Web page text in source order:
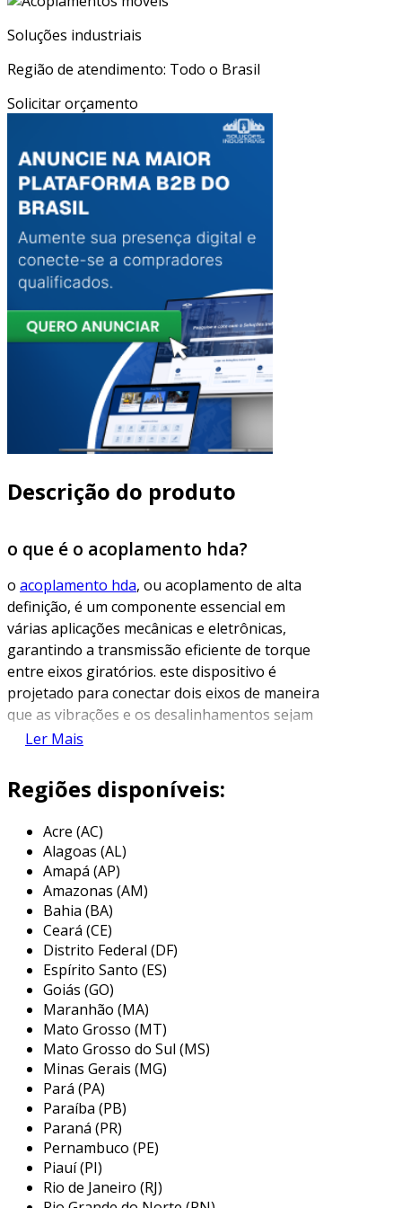
Soluções industriais
Região de atendimento: Todo o Brasil
Solicitar orçamento
Descrição do produto
o que é o acoplamento hda?
o acoplamento hda, ou acoplamento de alta
definição, é um componente essencial em
várias aplicações mecânicas e eletrônicas,
garantindo a transmissão eficiente de torque
entre eixos giratórios. este dispositivo é
projetado para conectar dois eixos de maneira
que as vibrações e os desalinhamentos sejam
minimizados, aumentando a eficiência e a
os acoplamentos hda são frequentemente
e alta performance, como no setor de
automação, em máquinas-ferramenta e em
equipamentos de transporte. a principal função
desse tipo de acoplamento é transmitir o
movimento de um eixo para outro, sem perda
significativa de potência, mesmo em condições
adversas.
principais aplicações do
acoplamento hda
o acoplamento hda possui diversas aplicações
práticas em diferentes setores industriais. sua
capacidade de suportar variações de
alinhamento e de absorver choques torna-o
ideal para uma grande variedade de
maquinários e sistemas. algumas das principais
aplicações incluem:
Ler Mais
Regiões disponíveis:
Acre (AC)
Alagoas (AL)
Amapá (AP)
Amazonas (AM)
Bahia (BA)
Ceará (CE)
Distrito Federal (DF)
Espírito Santo (ES)
Goiás (GO)
Maranhão (MA)
Mato Grosso (MT)
Mato Grosso do Sul (MS)
Minas Gerais (MG)
Pará (PA)
Paraíba (PB)
Paraná (PR)
Pernambuco (PE)
Piauí (PI)
Rio de Janeiro (RJ)